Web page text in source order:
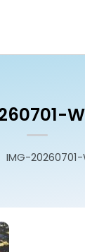
IMG-